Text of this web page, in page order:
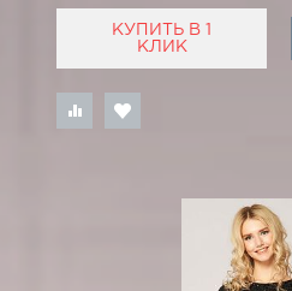
КУПИТЬ В 1
КЛИК